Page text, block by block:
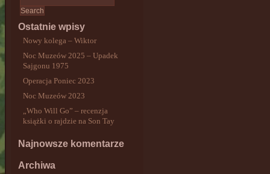
Ostatnie wpisy
Nowy kolega – Wiktor
Noc Muzeów 2025 – Upadek
Sajgonu 1975
Operacja Poniec 2023
Noc Muzeów 2023
„Who Will Go” – recenzja
książki o rajdzie na Son Tay
Najnowsze komentarze
Archiwa